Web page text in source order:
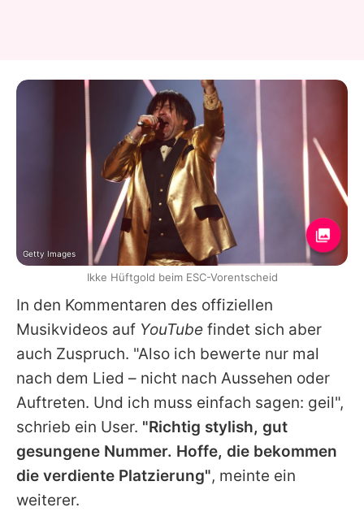
In den Kommentaren des offiziellen
Musikvideos auf YouTube findet sich aber
auch Zuspruch. "Also ich bewerte nur mal
nach dem Lied – nicht nach Aussehen oder
Auftreten. Und ich muss einfach sagen: geil",
schrieb ein User. "Richtig stylish, gut
gesungene Nummer. Hoffe, die bekommen
die verdiente Platzierung", meinte ein
weiterer.
Getty Images
Ikke Hüftgold beim ESC-Vorentscheid